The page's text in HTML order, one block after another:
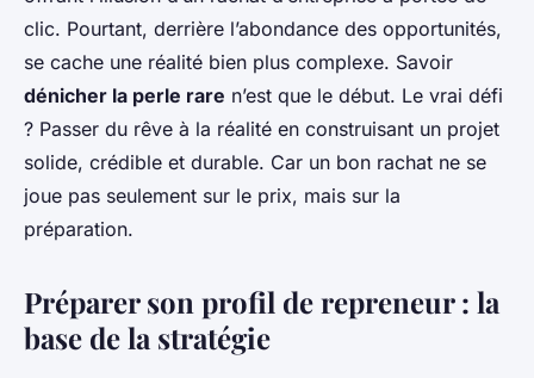
clic. Pourtant, derrière l’abondance des opportunités,
se cache une réalité bien plus complexe. Savoir
dénicher la perle rare n’est que le début. Le vrai défi
? Passer du rêve à la réalité en construisant un projet
solide, crédible et durable. Car un bon rachat ne se
joue pas seulement sur le prix, mais sur la
préparation.
Préparer son profil de repreneur : la
base de la stratégie